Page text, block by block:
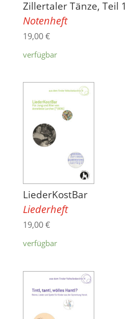
Zillertaler Tänze, Teil 1
Notenheft
19,00€
verfügbar
LiederKostBar
Liederheft
19,00€
verfügbar